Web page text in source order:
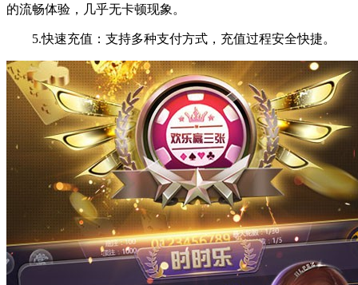
的流畅体验，几乎无卡顿现象。
5.快速充值：支持多种支付方式，充值过程安全快捷。